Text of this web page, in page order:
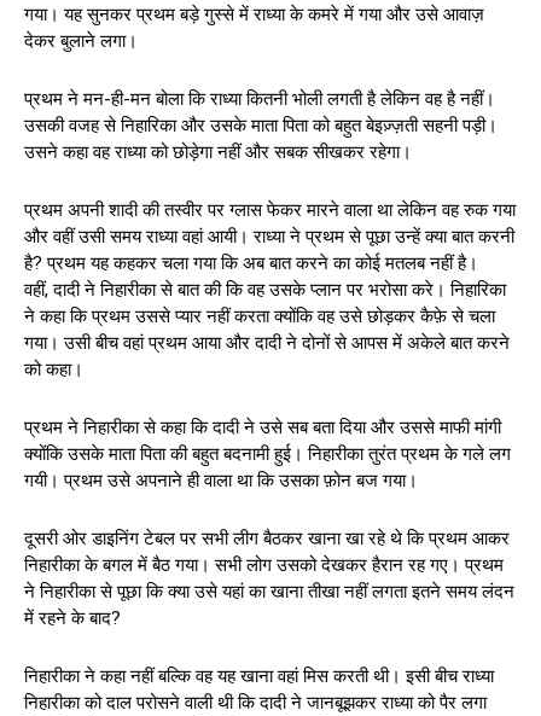
गया। यह सुनकर प्रथम बड़े गुस्से में राध्या के कमरे में गया और उसे आवाज़
देकर बुलाने लगा।
प्रथम ने मन-ही-मन बोला कि राध्या कितनी भोली लगती है लेकिन वह है नहीं।
उसकी वजह से निहारिका और उसके माता पिता को बहुत बेइज़्ज़ती सहनी पड़ी।
उसने कहा वह राध्या को छोड़ेगा नहीं और सबक सीखकर रहेगा।
प्रथम अपनी शादी की तस्वीर पर ग्लास फेकर मारने वाला था लेकिन वह रुक गया
और वहीं उसी समय राध्या वहां आयी। राध्या ने प्रथम से पूछा उन्हें क्या बात करनी
है? प्रथम यह कहकर चला गया कि अब बात करने का कोई मतलब नहीं है।
वहीं, दादी ने निहारीका से बात की कि वह उसके प्लान पर भरोसा करे। निहारिका
ने कहा कि प्रथम उससे प्यार नहीं करता क्योंकि वह उसे छोड़कर कैफ़े से चला
गया। उसी बीच वहां प्रथम आया और दादी ने दोनों से आपस में अकेले बात करने
को कहा।
प्रथम ने निहारीका से कहा कि दादी ने उसे सब बता दिया और उससे माफी मांगी
क्योंकि उसके माता पिता की बहुत बदनामी हुई। निहारीका तुरंत प्रथम के गले लग
गयी। प्रथम उसे अपनाने ही वाला था कि उसका फ़ोन बज गया।
दूसरी ओर डाइनिंग टेबल पर सभी लीग बैठकर खाना खा रहे थे कि प्रथम आकर
निहारीका के बगल में बैठ गया। सभी लोग उसको देखकर हैरान रह गए। प्रथम
ने निहारीका से पूछा कि क्या उसे यहां का खाना तीखा नहीं लगता इतने समय लंदन
में रहने के बाद?
निहारीका ने कहा नहीं बल्कि वह यह खाना वहां मिस करती थी। इसी बीच राध्या
निहारीका को दाल परोसने वाली थी कि दादी ने जानबूझकर राध्या को पैर लगा